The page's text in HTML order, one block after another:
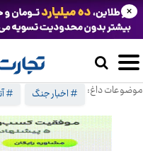
موضوعات داغ: # اخبار جنگ #
×